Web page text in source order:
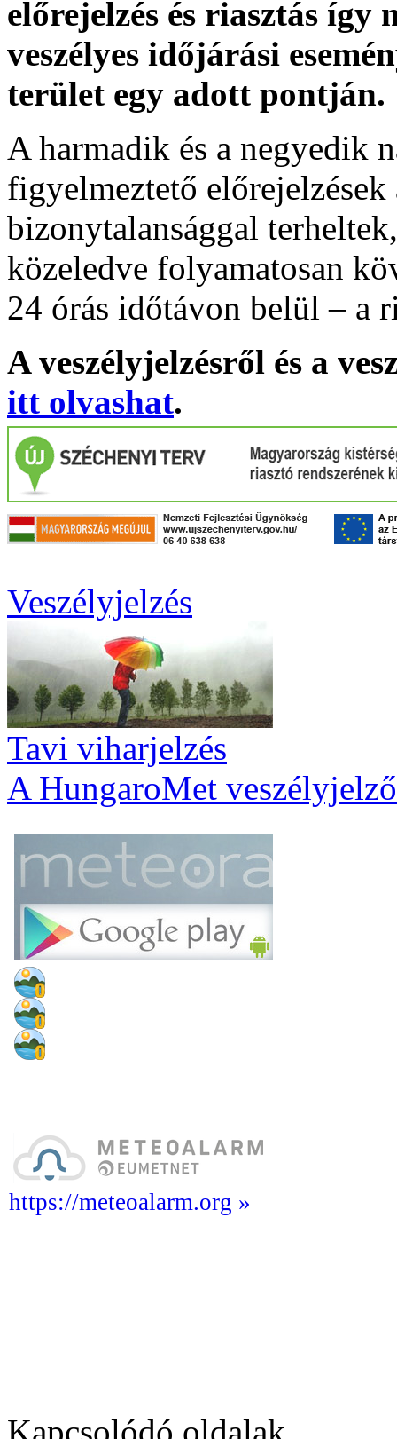
előrejelzés és riasztás
veszélyes időjárási
terület egy adott pontján.
A harmadik és a negyedik
figyelmeztető
bizonytalansággal
közeledve folyamatosan
24 órás időtávon belül – a
A veszélyjelzésről és a
itt olvashat.
Veszélyjelzés
Tavi viharjelzés
A HungaroMet
https://meteoalarm.org »
Kapcsolódó oldalak